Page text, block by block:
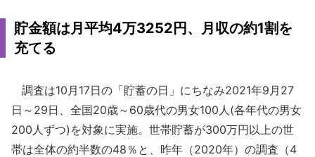
貯金額は月平均4万3252円、月収の約1割を
充てる
調査は10月17日の「貯蓄の日」にちなみ2021年9月27
日～29日、全国20歳～60歳代の男女100人(各年代の男女
200人ずつ)を対象に実施。世帯貯蓄が300万円以上の世
帯は全体の約半数の48％と、昨年（2020年）の調査（4